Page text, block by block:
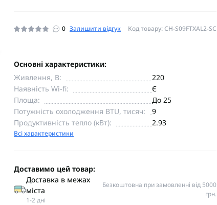
0 Залишити відгук Код товару: CH-S09FTXAL2-SC
Основні характеристики:
Живлення, В:
220
Наявність Wi-fi:
Є
Площа:
До 25
Потужність охолодження BTU, тисяч:
9
Продуктивність тепло (кВт):
2.93
Всі характеристики
Доставимо цей товар:
Доставка в межах
міста
1-2 дні
Безкоштовна при замовленні від 5000
грн.